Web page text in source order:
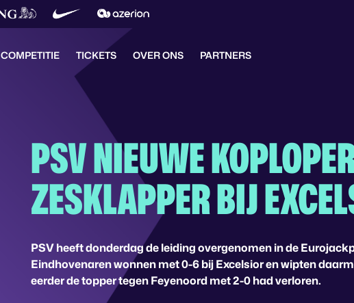
COMPETITIE TICKETS OVER ONS PARTNERS
PSV NIEUWE
ZESKLAPPER BIJ
PSV heeft donderdag de leiding overgenomen in de
Eindhovenaren wonnen met 0-6 bij Excelsior en wipten
eerder de topper tegen Feyenoord met 2-0 had verloren.